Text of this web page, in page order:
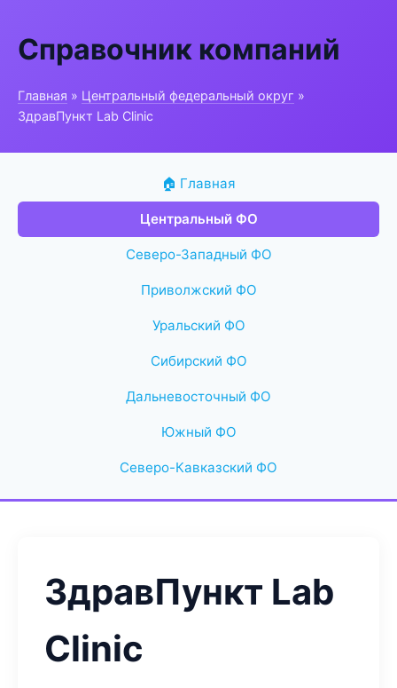
Справочник компаний
Главная » Центральный федеральный округ »
ЗдравПункт Lab Clinic
🏠 Главная
Центральный ФО
Северо-Западный ФО
Приволжский ФО
Уральский ФО
Сибирский ФО
Дальневосточный ФО
Южный ФО
Северо-Кавказский ФО
ЗдравПункт Lab
Clinic